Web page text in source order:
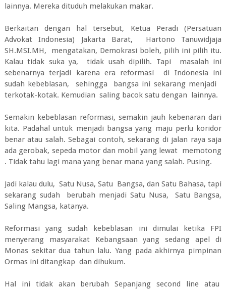
lainnya. Mereka dituduh melakukan makar.
Berkaitan dengan hal tersebut, Ketua Peradi (Persatuan
Advokat Indonesia) Jakarta Barat, Hartono Tanuwidjaja
SH.MSI.MH, mengatakan, Demokrasi boleh, pilih ini pilih itu.
Kalau tidak suka ya, tidak usah dipilih. Tapi masalah ini
sebenarnya terjadi karena era reformasi di Indonesia ini
sudah kebeblasan, sehingga bangsa ini sekarang menjadi
terkotak-kotak. Kemudian saling bacok satu dengan lainnya.
Semakin kebeblasan reformasi, semakin jauh kebenaran dari
kita. Padahal untuk menjadi bangsa yang maju perlu koridor
benar atau salah. Sebagai contoh, sekarang di jalan raya saja
ada gerobak, sepeda motor dan mobil yang lewat memotong
. Tidak tahu lagi mana yang benar mana yang salah. Pusing.
Jadi kalau dulu, Satu Nusa, Satu Bangsa, dan Satu Bahasa, tapi
sekarang sudah berubah menjadi Satu Nusa, Satu Bangsa,
Saling Mangsa, katanya.
Reformasi yang sudah kebeblasan ini dimulai ketika FPI
menyerang masyarakat Kebangsaan yang sedang apel di
Monas sekitar dua tahun lalu. Yang pada akhirnya pimpinan
Ormas ini ditangkap dan dihukum.
Hal ini tidak akan berubah Sepanjang second line atau